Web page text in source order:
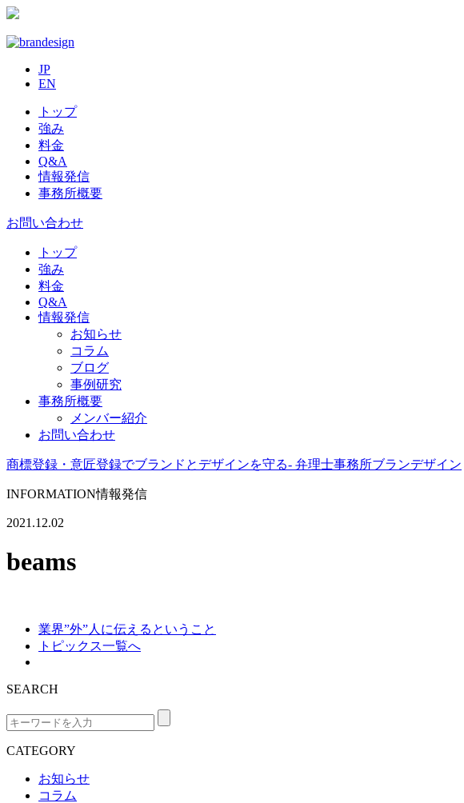
JP
EN
トップ
強み
料金
Q&A
情報発信
事務所概要
お問い合わせ
トップ
強み
料金
Q&A
情報発信
お知らせ
コラム
ブログ
事例研究
事務所概要
メンバー紹介
お問い合わせ
商標登録・意匠登録でブランドとデザインを守る- 弁理士事務所ブランデザイン
INFORMATION情報発信
2021.12.02
beams
業界”外”人に伝えるということ
トピックス一覧へ
SEARCH
CATEGORY
お知らせ
コラム